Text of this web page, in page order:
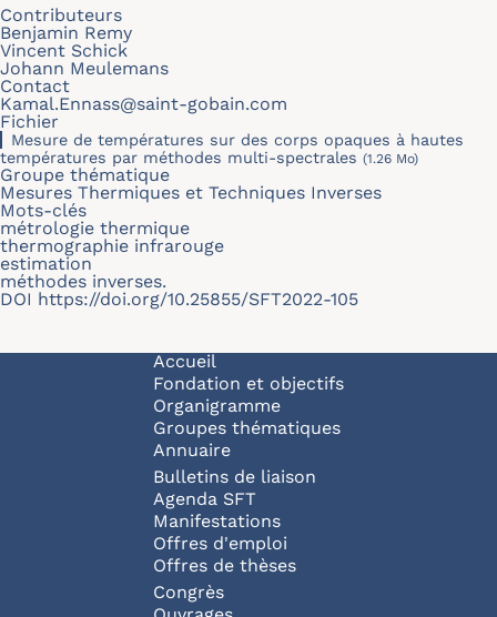
Contributeurs
Benjamin Remy
Vincent Schick
Johann Meulemans
Contact
Kamal.Ennass@saint-gobain.com
Fichier
Mesure de températures sur des corps opaques à hautes
températures par méthodes multi-spectrales (1.26 Mo)
Groupe thématique
Mesures Thermiques et Techniques Inverses
Mots-clés
métrologie thermique
thermographie infrarouge
estimation
méthodes inverses.
DOI https://doi.org/10.25855/SFT2022-105
Navigation principale
Accueil
Fondation et objectifs
Organigramme
Groupes thématiques
Annuaire
Bulletins de liaison
Agenda SFT
Manifestations
Offres d'emploi
Offres de thèses
Congrès